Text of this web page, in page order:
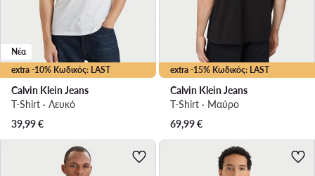
extra -10% Κωδικός: LAST
Νέα
Calvin Klein Jeans
T-Shirt · Λευκό
39,99€
extra -15% Κωδικός: LAST
Calvin Klein Jeans
T-Shirt · Μαύρο
69,99€